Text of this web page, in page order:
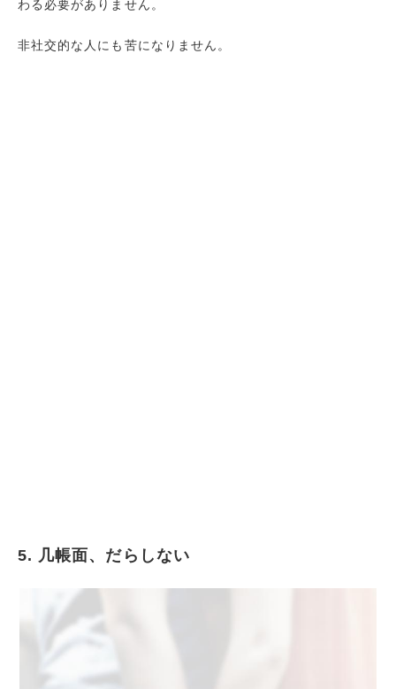
わる必要がありません。
非社交的な人にも苦になりません。
5. 几帳面、だらしない